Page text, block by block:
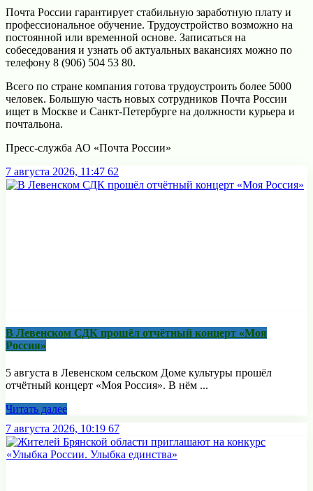
Почта России гарантирует стабильную заработную плату и
профессиональное обучение. Трудоустройство возможно на
постоянной или временной основе. Записаться на
собеседования и узнать об актуальных вакансиях можно по
телефону 8 (906) 504 53 80.
Всего по стране компания готова трудоустроить более 5000
человек. Большую часть новых сотрудников Почта России
ищет в Москве и Санкт-Петербурге на должности курьера и
почтальона.
Пресс-служба АО «Почта России»
7 августа 2026, 11:47 62
В Левенском СДК прошёл отчётный концерт «Моя
Россия»
5 августа в Левенском сельском Доме культуры прошёл
отчётный концерт «Моя Россия». В нём ...
Читать далее
7 августа 2026, 10:19 67